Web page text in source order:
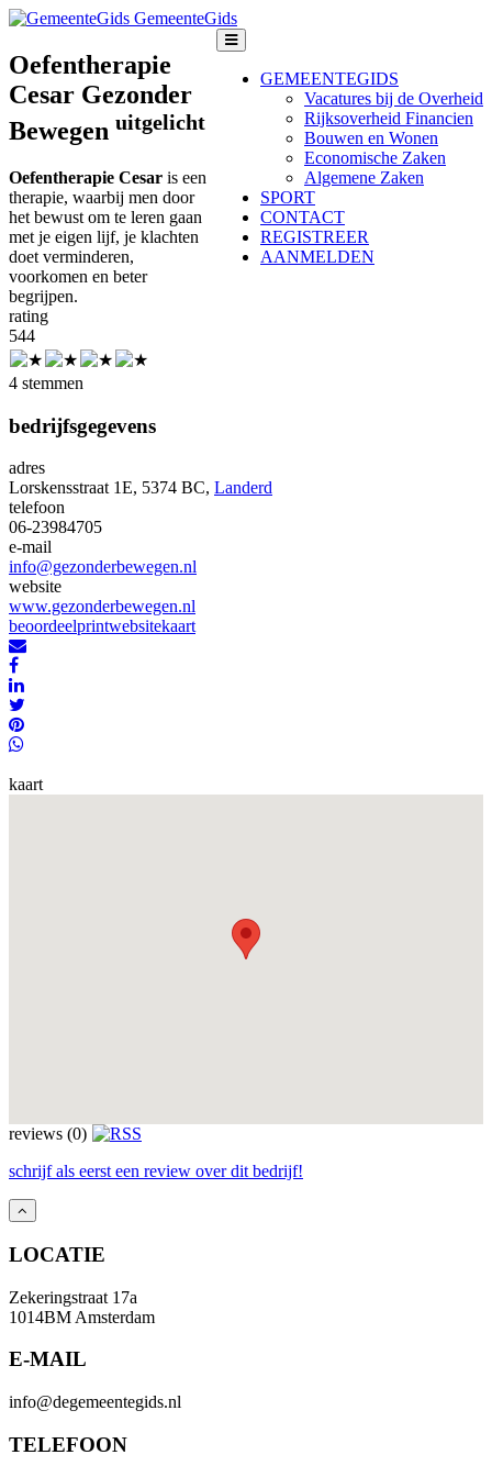
GemeenteGids
GEMEENTEGIDS
Vacatures bij de Overheid
Rijksoverheid Financien
Bouwen en Wonen
Economische Zaken
Algemene Zaken
SPORT
CONTACT
REGISTREER
AANMELDEN
Oefentherapie
Cesar Gezonder
Bewegen uitgelicht
Oefentherapie Cesar is een
therapie, waarbij men door
het bewust om te leren gaan
met je eigen lijf, je klachten
doet verminderen,
voorkomen en beter
begrijpen.
rating
544
4 stemmen
bedrijfsgegevens
adres
Lorskensstraat 1E, 5374 BC, Landerd
telefoon
06-23984705
e-mail
info@gezonderbewegen.nl
website
www.gezonderbewegen.nl
beoordeelprintwebsitekaart
kaart
reviews (0)
schrijf als eerst een review over dit bedrijf!
LOCATIE
Zekeringstraat 17a
1014BM Amsterdam
E-MAIL
info@degemeentegids.nl
TELEFOON